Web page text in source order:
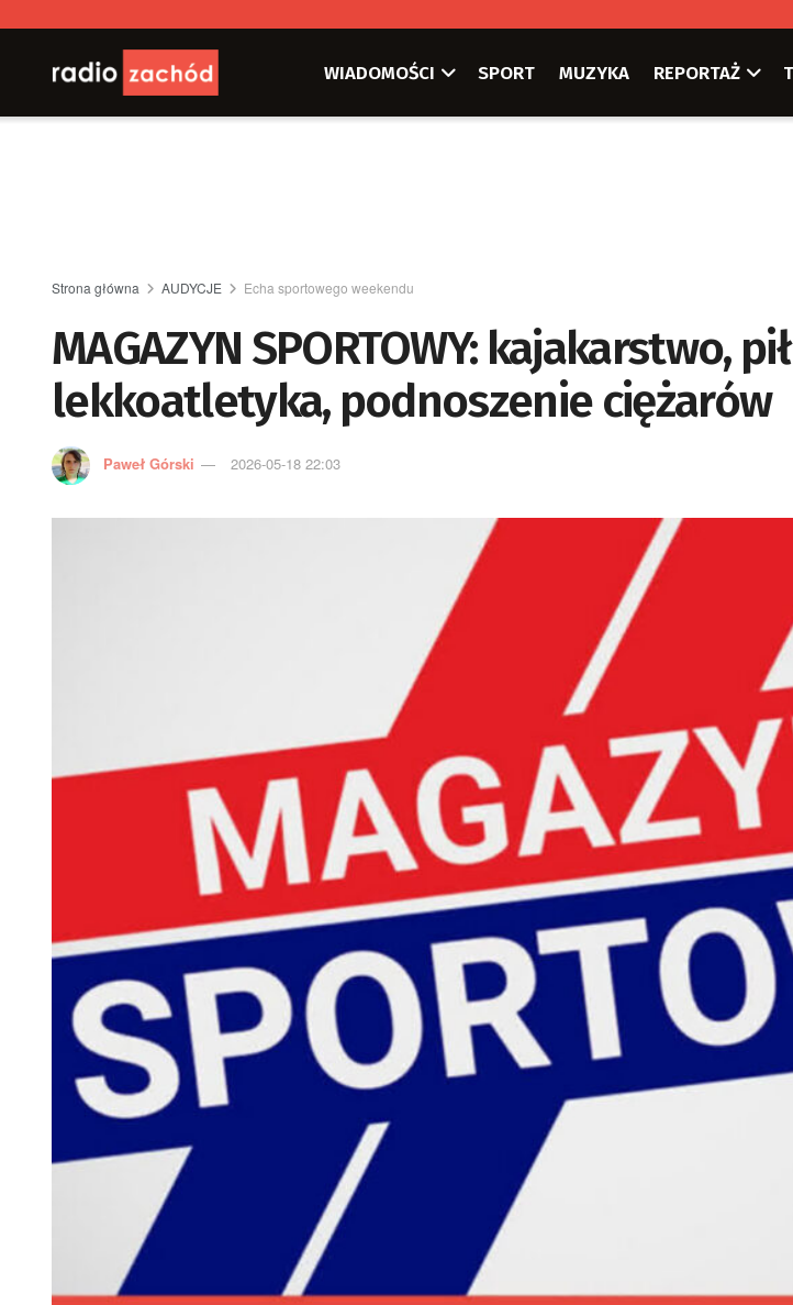
WIADOMOŚCI SPORT MUZYKA REPORTAŻ
Strona główna AUDYCJE Echa sportowego weekendu
MAGAZYN SPORTOWY: kajakarstwo,
lekkoatletyka, podnoszenie ciężarów
Paweł Górski 2026-05-18 22:03